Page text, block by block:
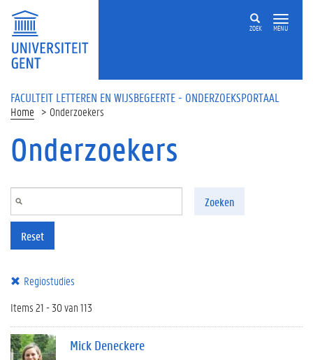
Overslaan en naar de inhoud gaan
ZOEK MENU
FACULTEIT LETTEREN EN WIJSBEGEERTE - ONDERZOEKSPORTAAL
Home Onderzoekers
Onderzoekers
Zoeken
Reset
Regiostudies
Items 21 - 30 van 113
Mick Deneckere